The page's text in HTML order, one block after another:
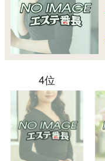
4位